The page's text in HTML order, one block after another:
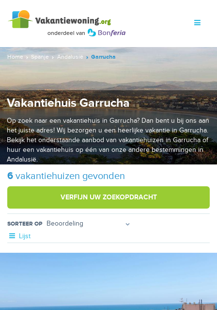
Home Spanje Andalusië Garrucha
Vakantiehuis Garrucha
Op zoek naar een vakantiehuis in Garrucha? Dan bent u bij ons aan
het juiste adres! Wij bezorgen u een heerlijke vakantie in Garrucha.
Bekijk het onderstaande aanbod van vakantiehuizen in Garrucha of
huur een vakantiehuis op één van onze andere bestemmingen in
Andalusië.
6 vakantiehuizen gevonden
VERFIJN UW ZOEKOPDRACHT
SORTEER OP
Lijst